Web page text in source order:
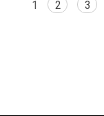
1 2 3